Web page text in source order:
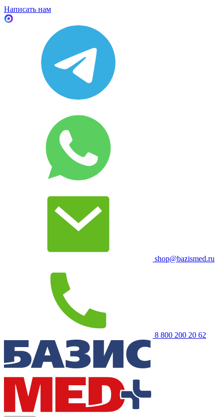
Написать нам
shop@bazismed.ru
8 800 200 20 62